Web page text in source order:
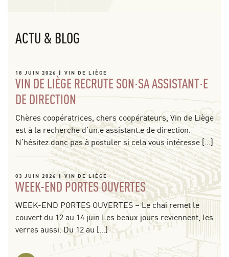
ACTU & BLOG
18 JUIN 2026 VIN DE LIÈGE
VIN DE LIÈGE RECRUTE SON·SA ASSISTANT·E
DE DIRECTION
Chères coopératrices, chers coopérateurs, Vin de Liège
est à la recherche d’un.e assistant.e de direction.
N’hésitez donc pas à postuler si cela vous intéresse […]
03 JUIN 2026 VIN DE LIÈGE
WEEK-END PORTES OUVERTES
WEEK-END PORTES OUVERTES – Le chai remet le
couvert du 12 au 14 juin Les beaux jours reviennent, les
verres aussi. Du 12 au […]